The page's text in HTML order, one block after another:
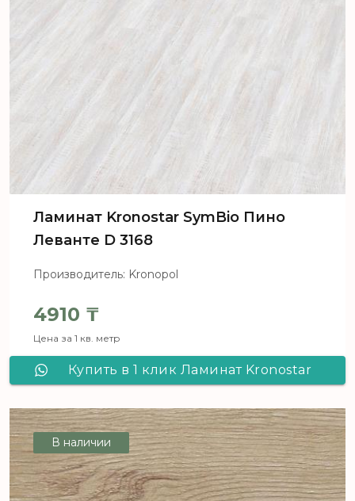
Ламинат Kronostar SymBio Пино
Леванте D 3168
Производитель: Kronopol
4910 ₸
Цена за 1 кв. метр
Купить в 1 клик Ламинат Kronostar
В наличии